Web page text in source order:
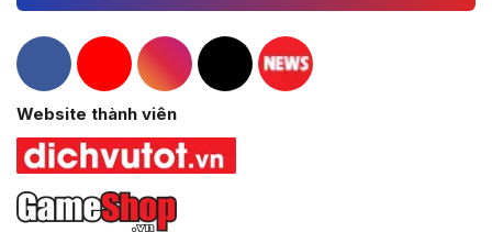
Hacom Facebook
Hacom YouTube
Hacom Instagram
Hacom TikTok
Website thành viên